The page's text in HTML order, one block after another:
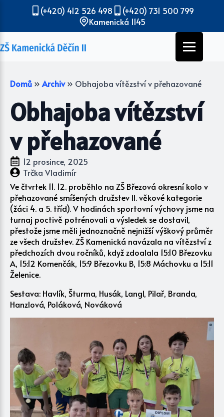
(+420) 412 526 498
(+420) 731 500 799
Kamenická 1145
Domů » Archiv » Obhajoba vítězství v přehazované
Obhajoba vítězství
v přehazované
12 prosince, 2025
Trčka Vladimír
Ve čtvrtek 11. 12. proběhlo na ZŠ Březová okresní kolo v
přehazované smíšených družstev II. věkové kategorie
(žáci 4. a 5. tříd). V hodinách sportovní výchovy jsme na
turnaj poctivě potrénovali a výsledek se dostavil,
přestože jsme měli jednoznačně nejnižší výškový průměr
ze všech družstev. ZŠ Kamenická navázala na vítězství z
předchozích dvou ročníků, když zdoalala 15:10 Březovku
A, 15:12 Komenčák, 15:9 Březovku B, 15:8 Máchovku a 15:11
Želenice.
Sestava: Havlík, Šturma, Husák, Langl, Pilař, Branda,
Hanzlová, Poláková, Nováková